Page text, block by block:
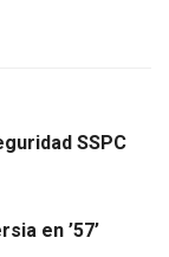
SSPC
en ’57’